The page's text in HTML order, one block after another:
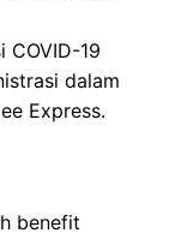
19
dalam
Express.
benefit